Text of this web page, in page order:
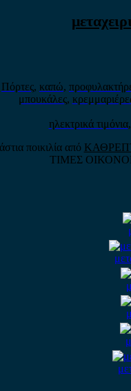
Πόρτες, καπώ,
μπουκάλες,
ηλεκτρικά τιμόνια,
ποικιλία από
ΤΙΜΕΣ